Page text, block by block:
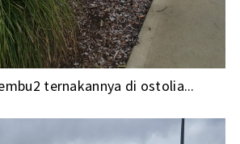
ternakannya di ostolia...